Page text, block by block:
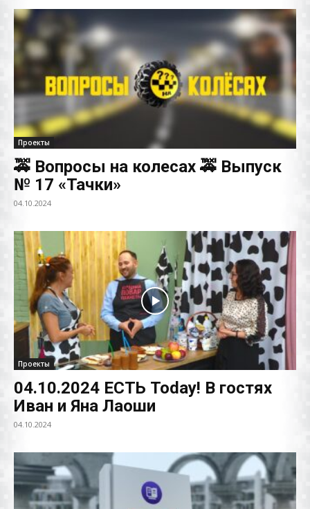
Проекты
🚕 Вопросы на колесах 🚕 Выпуск
№ 17 «Тачки»
04.10.2024
Проекты
04.10.2024 ЕСТЬ Today! В гостях
Иван и Яна Лаоши
04.10.2024